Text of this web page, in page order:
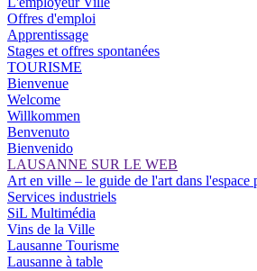
Offres d'emploi
Apprentissage
Stages et offres spontanées
TOURISME
Bienvenue
Welcome
Willkommen
Benvenuto
Bienvenido
LAUSANNE SUR LE WEB
Art en ville – le guide de l'art dans l'espace
Services industriels
SiL Multimédia
Vins de la Ville
Lausanne Tourisme
Lausanne à table